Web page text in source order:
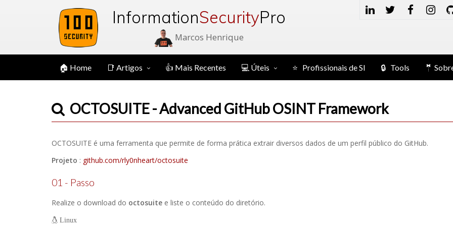
InformationSecurityPro
Marcos Henrique
🏠 Home 📑 Artigos 👍 Mais Recentes 💻 Úteis ⭐ Profissionais de SI 🔒 Tools 🤵
OCTOSUITE - Advanced GitHub OSINT Framework
OCTOSUITE é uma ferramenta que permite de forma prática extrair diversos dados de um perfil público do GitHub.
Projeto : github.com/rly0nheart/octosuite
01 - Passo
Realize o download do octosuite e liste o conteúdo do diretório.
Linux